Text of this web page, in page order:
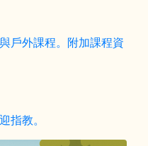
戶外課程。附加課程資
指教。